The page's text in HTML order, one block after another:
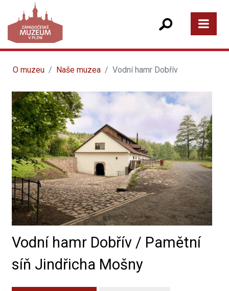
O muzeu Naše muzea Vodní hamr Dobřív
Vodní hamr Dobřív / Pamětní
síň Jindřicha Mošny